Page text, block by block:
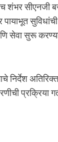
शंभर
सुरू
प्रक्रिया